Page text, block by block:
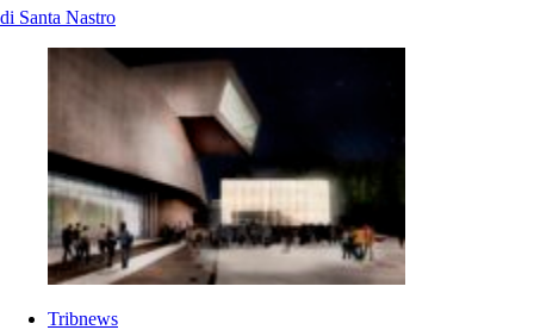
di Santa Nastro
Tribnews